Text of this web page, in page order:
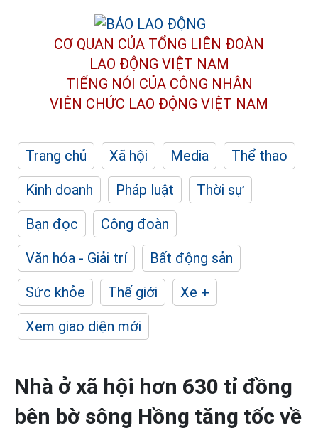
CƠ QUAN CỦA TỔNG LIÊN ĐOÀN
LAO ĐỘNG VIỆT NAM
TIẾNG NÓI CỦA CÔNG NHÂN
VIÊN CHỨC LAO ĐỘNG VIỆT NAM
Trang chủ Xã hội Media
Thể thao
Kinh doanh
Pháp luật
Thời sự
Bạn đọc
Công đoàn
Văn hóa - Giải trí
Bất động sản
Sức khỏe
Thế giới
Xe +
Xem giao diện mới
Nhà ở xã hội hơn 630 tỉ đồng
bên bờ sông Hồng tăng tốc về